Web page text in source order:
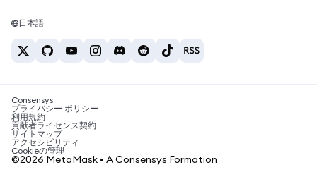
キャリア
お問い合わせ
Tetherの価格
BTC→INR
ETH→USDT
USDTの購入
SHIBの購入
BNBの購入
Solanaウォレット
税制関連ニュース
暗号資産の購入方法は？
ビットコインを売るには？
日本語
Consensys
プライバシー ポリシー
利用規約
貢献者ライセンス契約
サイトマップ
アクセシビリティ
Cookieの管理
©2026 MetaMask • A Consensys Formation